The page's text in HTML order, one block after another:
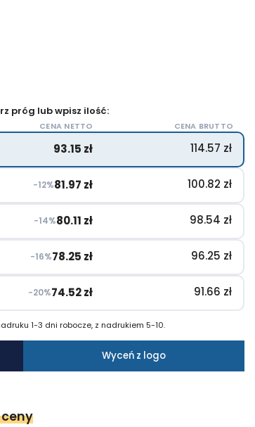
próg lub wpisz ilość:
CENA NETTO CENA BRUTTO
93.15 zł 114.57 zł
−12%81.97 zł 100.82 zł
−14%80.11 zł 98.54 zł
−16%78.25 zł 96.25 zł
−20%74.52zł 91.66 zł
1-3 dni robocze, z nadrukiem 5-10.
Wyceń z logo